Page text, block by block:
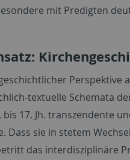
mit Predigten
Perspektive
textuelle Schemata
17. Jh. transzendente
Dass sie in stetem
das interdisziplinäre